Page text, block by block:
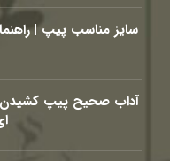
سایز مناسب پیپ |
آداب صحیح پیپ